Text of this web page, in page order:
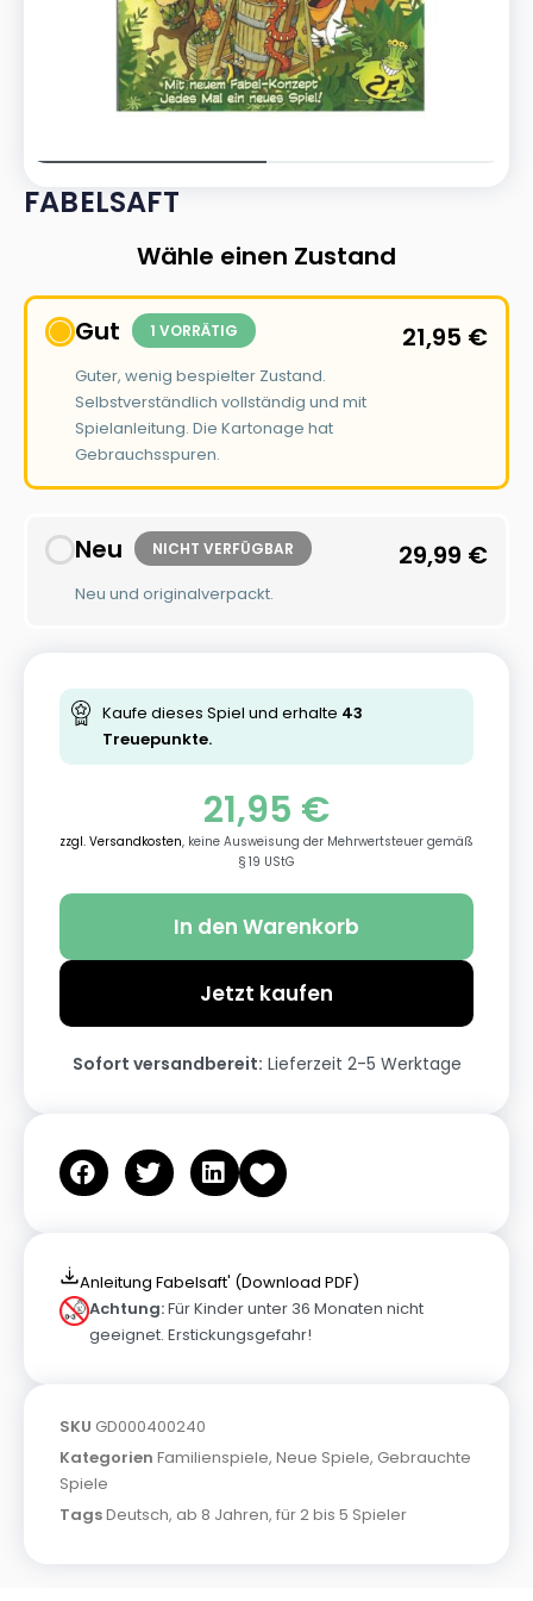
FABELSAFT
Wähle einen Zustand
Gut 1 VORRÄTIG
Guter, wenig bespielter Zustand.
Selbstverständlich vollständig und mit
Spielanleitung. Die Kartonage hat
Gebrauchsspuren.
21,95 €
Neu NICHT VERFÜGBAR
Neu und originalverpackt.
29,99 €
Kaufe dieses Spiel und erhalte 43
Treuepunkte.
21,95 €
zzgl. Versandkosten, keine Ausweisung der Mehrwertsteuer gemäß
§ 19 UStG
In den Warenkorb
Jetzt kaufen
Sofort versandbereit: Lieferzeit 2-5 Werktage
Anleitung Fabelsaft' (Download PDF)
Achtung:Für Kinder unter 36 Monaten nicht
geeignet. Erstickungsgefahr!
SKU GD000400240
Kategorien Familienspiele, Neue Spiele, Gebrauchte
Spiele
TagsDeutsch, ab 8 Jahren, für 2 bis 5 Spieler